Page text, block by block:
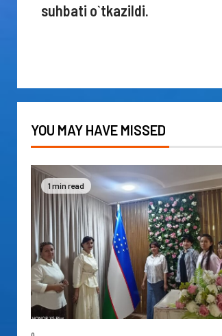
suhbati o`tkazildi.
YOU MAY HAVE MISSED
1 min read